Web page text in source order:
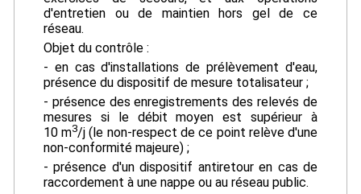
d'entretien ou de maintien hors gel de ce
réseau.
Objet du contrôle :
- en cas d'installations de prélèvement d'eau,
présence du dispositif de mesure totalisateur ;
- présence des enregistrements des relevés de
mesures si le débit moyen est supérieur à
10 m3/j (le non-respect de ce point relève d'une
non-conformité majeure) ;
- présence d'un dispositif antiretour en cas de
raccordement à une nappe ou au réseau public.